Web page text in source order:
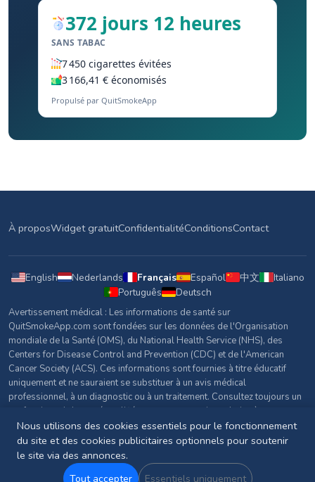
372 jours 12 heures
SANS TABAC
7 450 cigarettes évitées
3 166,41 € économisés
Propulsé par QuitSmokeApp
À proposWidget gratuitConfidentialitéConditionsContact
English Nederlands Français Español 中文
Italiano
Português
Deutsch
Avertissement médical : Les informations de santé sur
QuitSmokeApp.com sont fondées sur les données de l'Organisation
mondiale de la Santé (OMS), du National Health Service (NHS), des
Centers for Disease Control and Prevention (CDC) et de l'American
Cancer Society (ACS). Ces informations sont fournies à titre éducatif
uniquement et ne sauraient se substituer à un avis médical
professionnel, à un diagnostic ou à un traitement. Consultez toujours un
professionnel de santé qualifié pour toute question relative à votre
santé.
Sources et références
© 2026 QuitSmokeApp.com. Tous droits réservés.
Nous utilisons des cookies essentiels pour le fonctionnement
du site et des cookies publicitaires optionnels pour soutenir
le site via des annonces.
Tout accepter Essentiels uniquement